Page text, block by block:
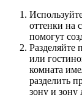
оттенки на
помогут
Разделяйте
или
комната
разделить
зону и